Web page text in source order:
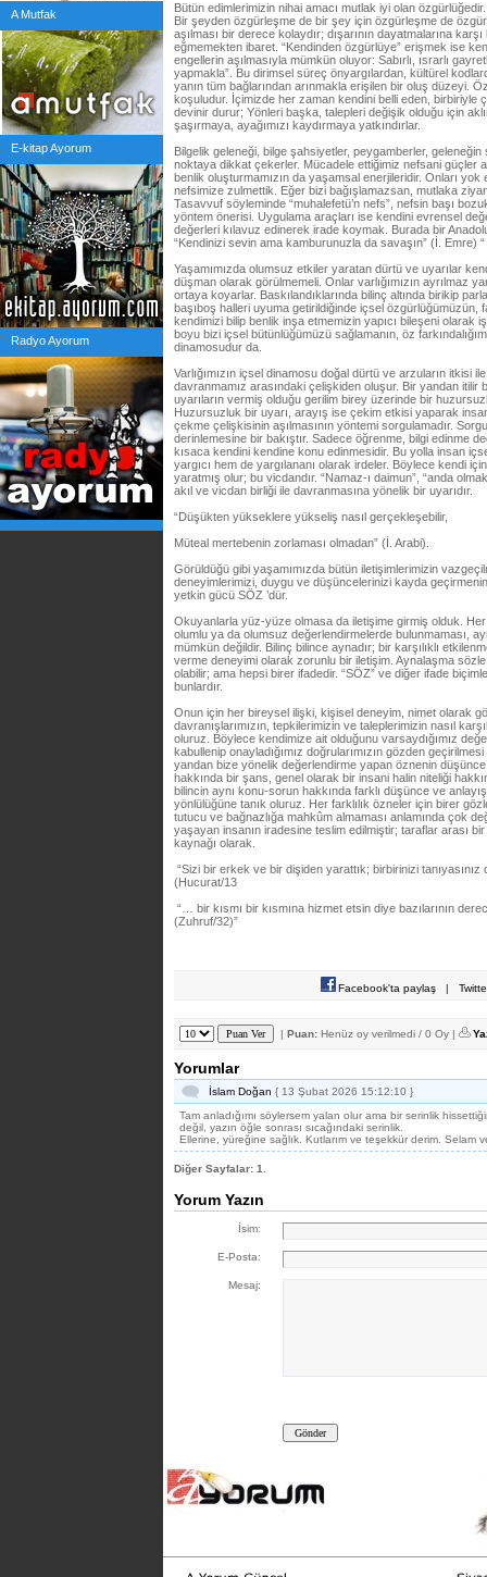
A Mutfak
E-kitap Ayorum
Radyo Ayorum
Bütün edimlerimizin nihai amacı mutlak iyi olan
Bir şeyden özgürleşme de bir şey için özgürleşme de
aşılması bir derece kolaydır; dışarının dayatmalarına
eğmemekten ibaret. “Kendinden özgürlüye” erişmek ise
engellerin aşılmasıyla mümkün oluyor: Sabırlı, ısrarlı
yapmakla”. Bu dirimsel süreç önyargılardan, kültürel
yanın tüm bağlarından arınmakla erişilen bir oluş düzeyi.
koşuludur. İçimizde her zaman kendini belli eden, birbiriyle
devinir durur; Yönleri başka, talepleri değişik olduğu için
şaşırmaya, ayağımızı kaydırmaya yatkındırlar.
Bilgelik geleneği, bilge şahsiyetler, peygamberler,
noktaya dikkat çekerler. Mücadele ettiğimiz nefsani güçler
benlik oluşturmamızın da yaşamsal enerjileridir. Onları
nefsimize zulmettik. Eğer bizi bağışlamazsan, mutlaka
Tasavvuf söyleminde “muhalefetü’n nefs”, nefsin başı
yöntem önerisi. Uygulama araçları ise kendini evrensel
değerleri kılavuz edinerek irade koymak. Burada bir
“Kendinizi sevin ama kamburunuzla da savaşın” (İ. Emre) “
Yaşamımızda olumsuz etkiler yaratan dürtü ve uyarılar
düşman olarak görülmemeli. Onlar varlığımızın ayrılmaz
ortaya koyarlar. Baskılandıklarında bilinç altında birikip
başıboş halleri uyuma getirildiğinde içsel özgürlüğümüzün,
kendimizi bilip benlik inşa etmemizin yapıcı bileşeni olarak
boyu bizi içsel bütünlüğümüzü sağlamanın, öz
dinamosudur da.
Varlığımızın içsel dinamosu doğal dürtü ve arzuların itkisi
davranmamız arasındaki çelişkiden oluşur. Bir yandan itilir
uyarıların vermiş olduğu gerilim birey üzerinde bir
Huzursuzluk bir uyarı, arayış ise çekim etkisi yaparak
çekme çelişkisinin aşılmasının yöntemi sorgulamadır.
derinlemesine bir bakıştır. Sadece öğrenme, bilgi edinme
kısaca kendini kendine konu edinmesidir. Bu yolla insan
yargıcı hem de yargılananı olarak irdeler. Böylece kendi
yaratmış olur; bu vicdandır. “Namaz-ı daimun”, “anda
akıl ve vicdan birliği ile davranmasına yönelik bir uyarıdır.
“Düşükten yükseklere yükseliş nasıl gerçekleşebilir,
Müteal mertebenin zorlaması olmadan” (İ. Arabi).
Görüldüğü gibi yaşamımızda bütün iletişimlerimizin
deneyimlerimizi, duygu ve düşüncelerinizi kayda
yetkin gücü SÖZ ’dür.
Okuyanlarla yüz-yüze olmasa da iletişime girmiş olduk.
olumlu ya da olumsuz değerlendirmelerde bulunmaması,
mümkün değildir. Bilinç bilince aynadır; bir karşılıklı
verme deneyimi olarak zorunlu bir iletişim. Aynalaşma
olabilir; ama hepsi birer ifadedir. “SÖZ” ve diğer ifade
bunlardır.
Onun için her bireysel ilişki, kişisel deneyim, nimet olarak
davranışlarımızın, tepkilerimizin ve taleplerimizin nasıl
oluruz. Böylece kendimize ait olduğunu varsaydığımız
kabullenip onayladığımız doğrularımızın gözden
yandan bize yönelik değerlendirme yapan öznenin
hakkında bir şans, genel olarak bir insani halin niteliği
bilincin aynı konu-sorun hakkında farklı düşünce ve
yönlülüğüne tanık oluruz. Her farklılık özneler için birer
tutucu ve bağnazlığa mahkûm almaması anlamında çok
yaşayan insanın iradesine teslim edilmiştir; taraflar arası
kaynağı olarak.
“Sizi bir erkek ve bir dişiden yarattık; birbirinizi
(Hucurat/13
“… bir kısmı bir kısmına hizmet etsin diye bazılarının
(Zuhruf/32)”
Facebook'ta paylaş |
| Puan: Henüz oy verilmedi / 0 Oy |
Yorumlar
İslam Doğan { 13 Şubat 2026 15:12:10 }
Tam anladığımı söylersem yalan olur ama bir serinlik
değil, yazın öğle sonrası sıcağındaki serinlik.
Ellerine, yüreğine sağlık. Kutlarım ve teşekkür derim. Selam
Diğer Sayfalar: 1.
Yorum Yazın
İsim:
E-Posta:
Mesaj: